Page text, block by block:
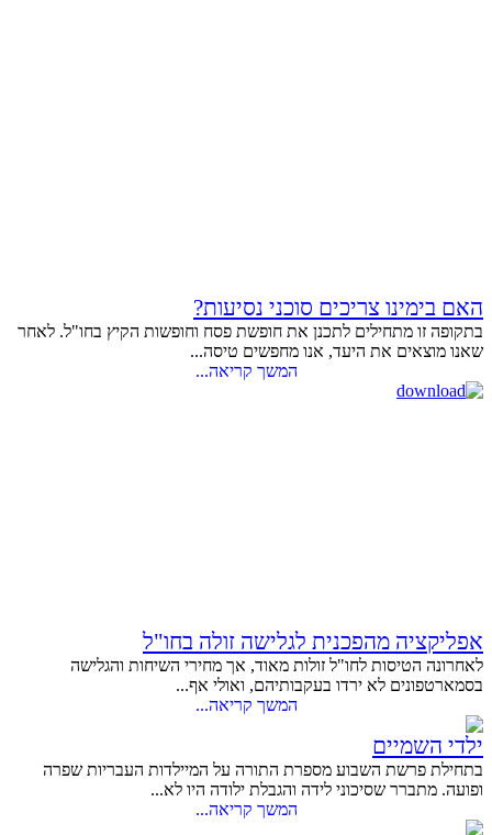
האם בימינו צריכים סוכני נסיעות?
בתקופה זו מתחילים לתכנן את חופשת פסח וחופשות הקיץ בחו"ל. לאחר
שאנו מוצאים את היעד, אנו מחפשים טיסה...
המשך קריאה...
אפליקציה מהפכנית לגלישה זולה בחו"ל
לאחרונה הטיסות לחו"ל זולות מאוד, אך מחירי השיחות והגלישה
בסמארטפונים לא ירדו בעקבותיהם, ואולי אף...
המשך קריאה...
ילדי השמיים
בתחילת פרשת השבוע מספרת התורה על המיילדות העבריות שפרה
ופועה. מתברר שסיכוני לידה והגבלת ילודה היו לא...
המשך קריאה...